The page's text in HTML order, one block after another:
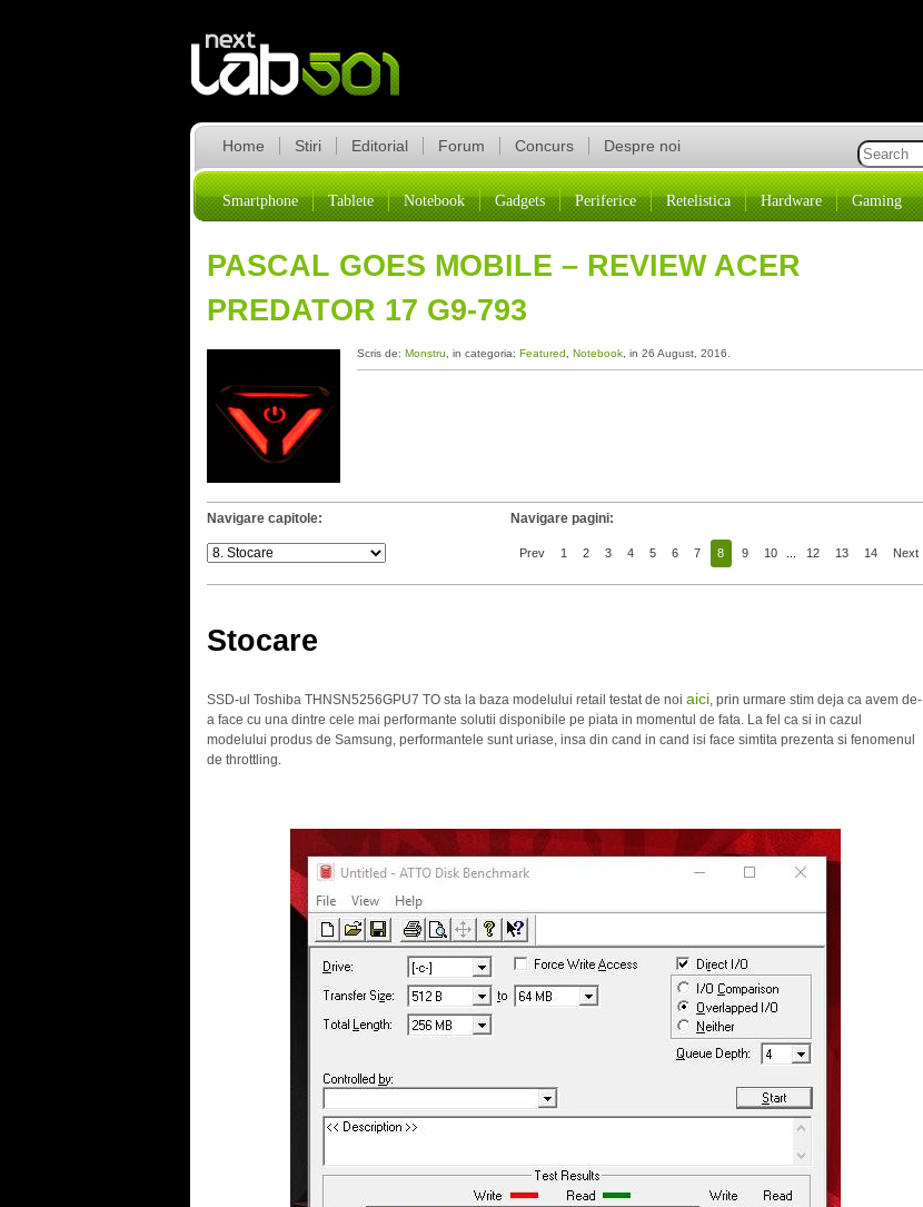
Home Stiri Editorial Forum Concurs Despre noi
Smartphone Tablete Notebook Gadgets Periferice Retelistica Hardware Gaming
PASCAL GOES MOBILE – REVIEW ACER
PREDATOR 17 G9-793
Scris de: Monstru , in categoria: Featured Notebook , in 26 August, 2016.
Navigare capitole: Navigare pagini:
Prev 1 2 3 4 5 6 7 8 9 10 12 13 14 Next
Stocare
SSD-ul Toshiba THNSN5256GPU7 TO sta la baza modelului retail testat de noi aici , prin urmare stim deja ca avem de-
a face cu una dintre cele mai performante solutii disponibile pe piata in momentul de fata. La fel ca si in cazul
modelului produs de Samsung, performantele sunt uriase, insa din cand in cand isi face simtita prezenta si fenomenul
de throttling.